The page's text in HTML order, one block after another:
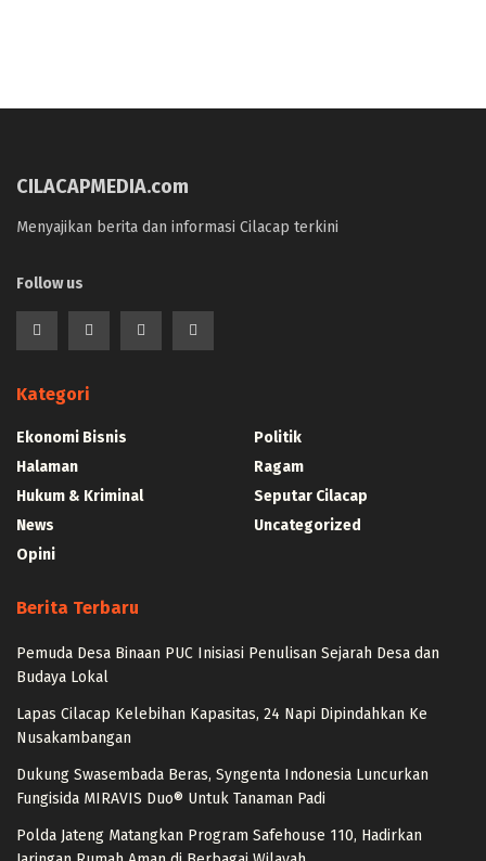
CILACAPMEDIA.com
Menyajikan berita dan informasi Cilacap terkini
Follow us
Kategori
Ekonomi Bisnis
Halaman
Hukum & Kriminal
News
Opini
Politik
Ragam
Seputar Cilacap
Uncategorized
Berita Terbaru
Pemuda Desa Binaan PUC Inisiasi Penulisan Sejarah Desa dan
Budaya Lokal
Lapas Cilacap Kelebihan Kapasitas, 24 Napi Dipindahkan Ke
Nusakambangan
Dukung Swasembada Beras, Syngenta Indonesia Luncurkan
Fungisida MIRAVIS Duo® Untuk Tanaman Padi
Polda Jateng Matangkan Program Safehouse 110, Hadirkan